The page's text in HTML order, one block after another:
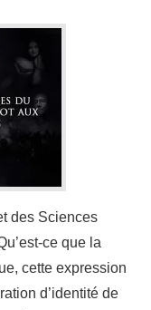
des Sciences
ce que la
cette expression
d’identité de